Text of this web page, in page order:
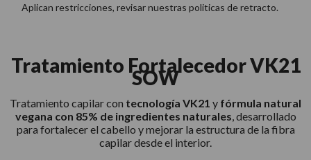
Aplican restricciones, revisar nuestras politicas de retracto.
Tratamiento Fortalecedor VK21
SOW
Tratamiento capilar con tecnología VK21 y fórmula natural
vegana con 85% de ingredientes naturales , desarrollado
para fortalecer el cabello y mejorar la estructura de la fibra
capilar desde el interior.